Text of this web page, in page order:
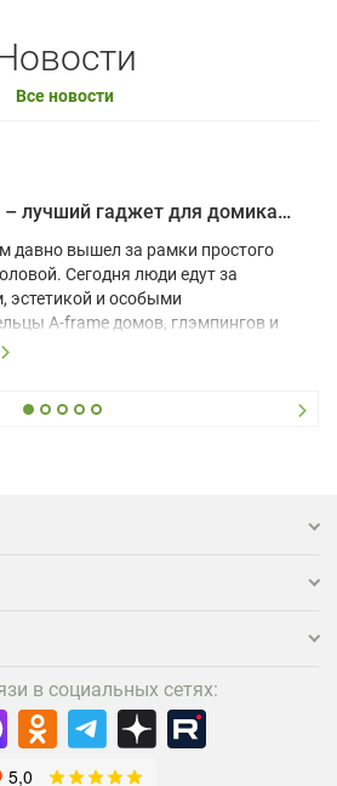
Все новости
Почему проектор – лучший гаджет для домика в глэмпинге
давно вышел за рамки простого
Сегодня люди едут за
эстетикой и особыми
A-frame домов, глэмпингов и
растет, и
впечатлениями в соцсетях,
в социальных сетях: